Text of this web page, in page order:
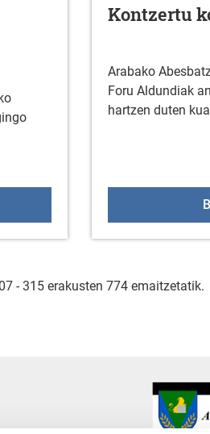
EGUNA: Arratzua-
Kontzertu
Arabako
Foru Aldundiak
hartzen duten
- 315 erakusten 774 emaitzetatik.